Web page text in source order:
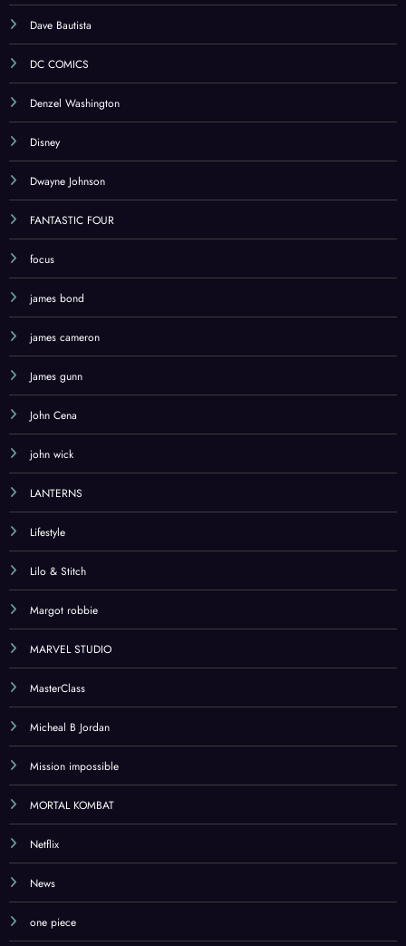
Dave Bautista
DC COMICS
Denzel Washington
Disney
Dwayne Johnson
FANTASTIC FOUR
focus
james bond
james cameron
James gunn
John Cena
john wick
LANTERNS
Lifestyle
Lilo & Stitch
Margot robbie
MARVEL STUDIO
MasterClass
Micheal B Jordan
Mission impossible
MORTAL KOMBAT
Netflix
News
one piece